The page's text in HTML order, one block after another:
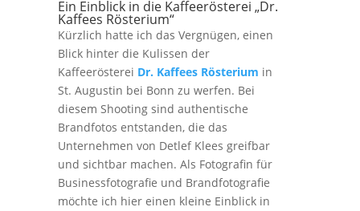
Ein Einblick in die Kaffeerösterei „Dr.
Kaffees Rösterium“
Kürzlich hatte ich das Vergnügen, einen
Blick hinter die Kulissen der
Kaffeerösterei Dr. Kaffees Rösterium in
St. Augustin bei Bonn zu werfen. Bei
diesem Shooting sind authentische
Brandfotos entstanden, die das
Unternehmen von Detlef Klees greifbar
und sichtbar machen. Als Fotografin für
Businessfotografie und Brandfotografie
möchte ich hier einen kleine Einblick in